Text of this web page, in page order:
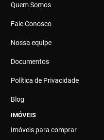
Quem Somos
Fale Conosco
Nossa equipe
Documentos
Política de Privacidade
Blog
IMÓVEIS
Imóveis para comprar